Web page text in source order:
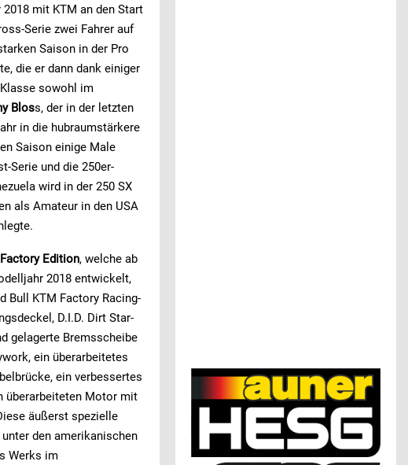
mit KTM an den Start
Serie zwei Fahrer auf
Saison in der Pro
die er dann dank einiger
sowohl im
Bloss, der in der letzten
in die hubraumstärkere
Saison einige Male
Serie und die 250er-
wird in der 250 SX
als Amateur in den USA
Edition, welche ab
2018 entwickelt,
Bull KTM Factory Racing-
D.I.D. Dirt Star-
gelagerte Bremsscheibe
ein überarbeitetes
ein verbessertes
überarbeiteten Motor mit
äußerst spezielle
den amerikanischen
Werks im